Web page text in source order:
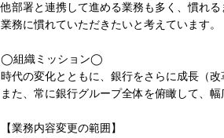
他部署と連携して進める業務も多く、慣れ
業務に慣れていただきたいと考えています。
◯組織ミッション◯
時代の変化とともに、銀行をさらに成長（
また、常に銀行グループ全体を俯瞰して、
【業務内容変更の範囲】